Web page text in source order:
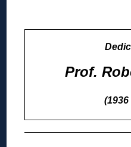
Prof.
(1936